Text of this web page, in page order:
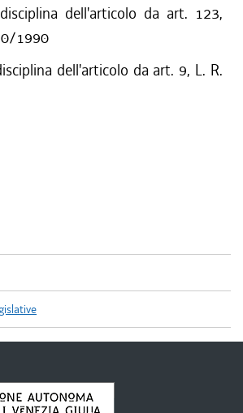
dell'articolo da art. 123,
1990
dell'articolo da art. 9, L. R.